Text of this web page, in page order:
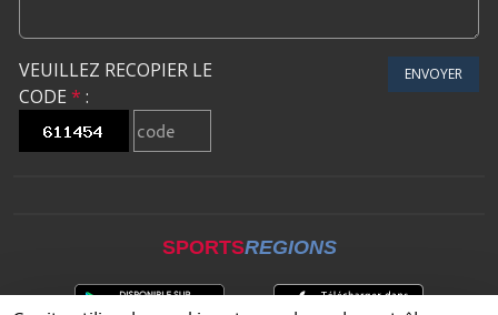
VEUILLEZ RECOPIER LE
CODE * :
ENVOYER
SPORTSREGIONS